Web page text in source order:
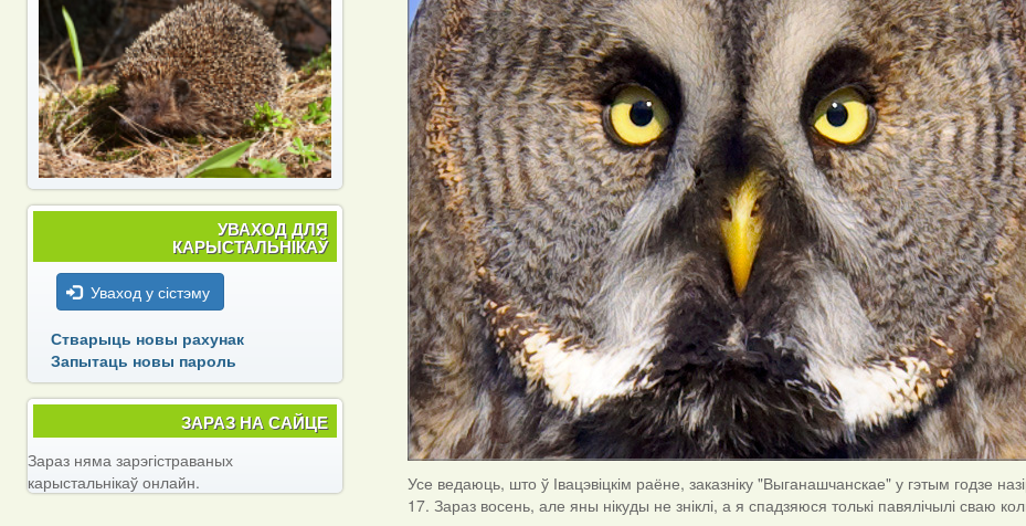
Усе ведаюць, што ў Івацэвіцкім раёне, заказніку "Выганашчанскае" у гэтым годзе
17. Зараз восень, але яны нікуды не зніклі, а я спадзяюся толькі павялічылі сваю
УВАХОД ДЛЯ
КАРЫСТАЛЬНІКАЎ
Уваход у сістэму
Стварыць новы рахунак
Запытаць новы пароль
ЗАРАЗ НА САЙЦЕ
Зараз няма зарэгістраваных
карыстальнікаў онлайн.